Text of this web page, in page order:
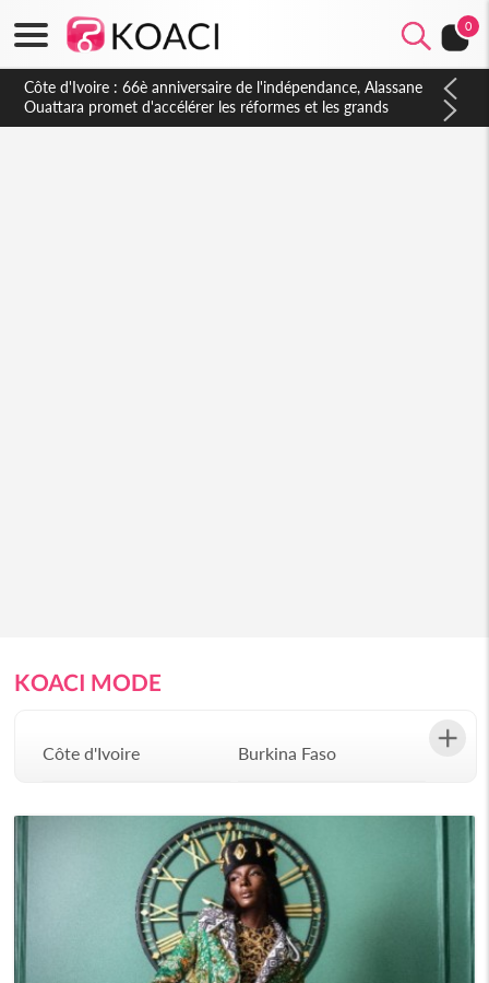
0
Côte d'Ivoire : À Abidjan, Amadou Oury Bah admire le modèle
ivoirien et veut s'en inspirer pour accélérer le développement
de la Guinée
KOACI MODE
Côte d'Ivoire Burkina Faso
Bénin
Afrique du Sud Angola
Burundi